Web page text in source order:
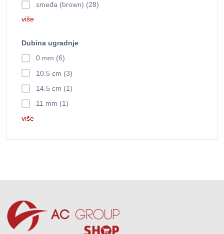
smeđa (brown) (28)
više
Dubina ugradnje
0 mm (6)
10.5 cm (3)
14.5 cm (1)
11 mm (1)
više